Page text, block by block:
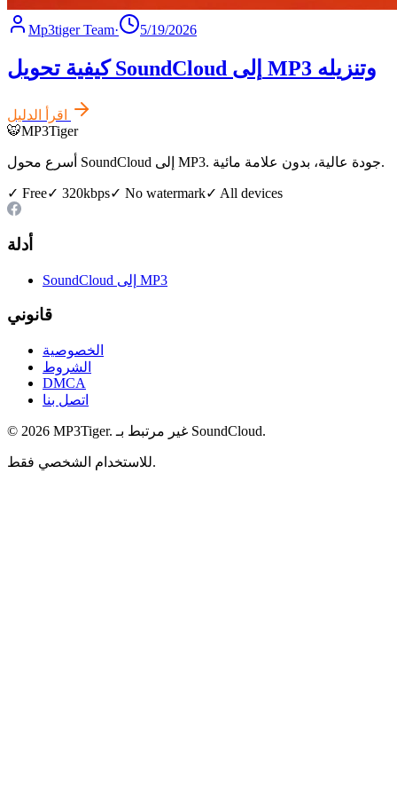
Mp3tiger Team· 5/19/2026
كيفية تحويل SoundCloud إلى MP3 وتنزيله
🐯MP3Tiger
أسرع محول SoundCloud إلى MP3. جودة عالية، بدون علامة مائية.
✓ Free✓ 320kbps✓ No watermark✓ All devices
أدلة
SoundCloud إلى MP3
قانوني
الخصوصية
الشروط
DMCA
اتصل بنا
© 2026 MP3Tiger. غير مرتبط بـ SoundCloud.
للاستخدام الشخصي فقط.